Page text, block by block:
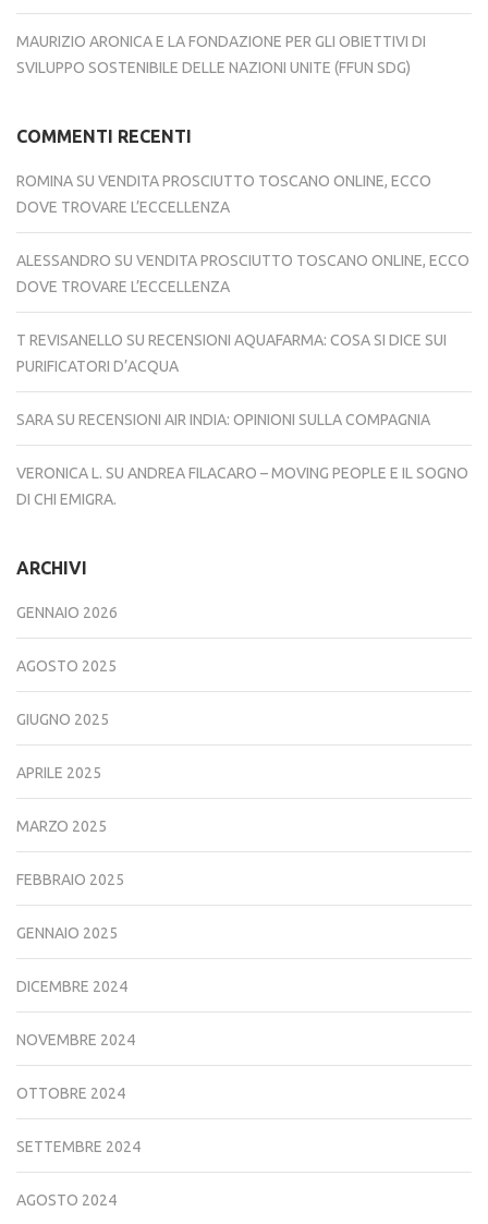
MAURIZIO ARONICA E LA FONDAZIONE PER GLI OBIETTIVI DI
SVILUPPO SOSTENIBILE DELLE NAZIONI UNITE (FFUN SDG)
COMMENTI RECENTI
ROMINA SU VENDITA PROSCIUTTO TOSCANO ONLINE, ECCO
DOVE TROVARE L’ECCELLENZA
ALESSANDRO SU VENDITA PROSCIUTTO TOSCANO ONLINE, ECCO
DOVE TROVARE L’ECCELLENZA
T REVISANELLO SU RECENSIONI AQUAFARMA: COSA SI DICE SUI
PURIFICATORI D’ACQUA
SARA SU RECENSIONI AIR INDIA: OPINIONI SULLA COMPAGNIA
VERONICA L. SU ANDREA FILACARO – MOVING PEOPLE E IL SOGNO
DI CHI EMIGRA.
ARCHIVI
GENNAIO 2026
AGOSTO 2025
GIUGNO 2025
APRILE 2025
MARZO 2025
FEBBRAIO 2025
GENNAIO 2025
DICEMBRE 2024
NOVEMBRE 2024
OTTOBRE 2024
SETTEMBRE 2024
AGOSTO 2024